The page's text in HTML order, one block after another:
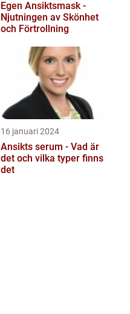
Egen Ansiktsmask -
Njutningen av Skönhet
och Förtrollning
16 januari 2024
Ansikts serum - Vad är
det och vilka typer finns
det